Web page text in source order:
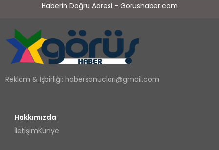
Haberin Doğru Adresi - Gorushaber.com
Reklam & İşbirliği:habersonuclari@gmail.com
Hakkımızda
İletişimKünye